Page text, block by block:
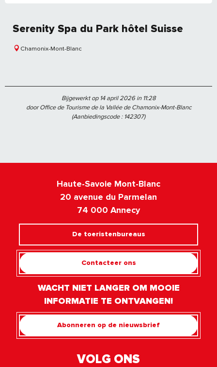
Serenity Spa du Park hôtel Suisse
Chamonix-Mont-Blanc
Bijgewerkt op 14 april 2026 in 11:28
door Office de Tourisme de la Vallée de Chamonix-Mont-Blanc
(Aanbiedingscode : 142307)
Haute-Savoie Mont-Blanc
20 avenue du Parmelan
74 000 Annecy
De toeristenbureaus
Contacteer ons
WACHT NIET LANGER OM MOOIE
INFORMATIE TE ONTVANGEN!
Abonneren op de nieuwsbrief
VOLG ONS